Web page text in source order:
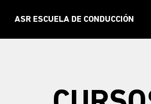
contenido
ASR ESCUELA DE CONDUCCIÓN